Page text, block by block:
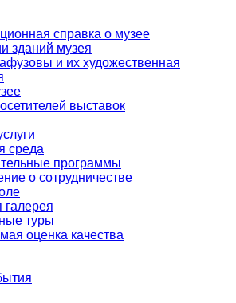
справка о музее
зданий музея
и их художественная
выставок
среда
программы
о сотрудничестве
галерея
туры
оценка качества